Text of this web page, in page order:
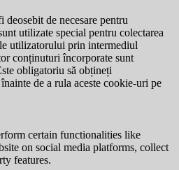
de necesare pentru
utilizate special pentru colectarea
utilizatorului prin intermediul
conținuturi încorporate sunt
obligatoriu să obțineți
de a rula aceste cookie-uri pe
certain functionalities like
on social media platforms, collect
features.